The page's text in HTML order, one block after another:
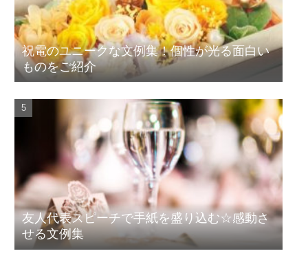
祝電のユニークな文例集！個性が光る面白い
ものをご紹介
友人代表スピーチで手紙を盛り込む☆感動さ
せる文例集